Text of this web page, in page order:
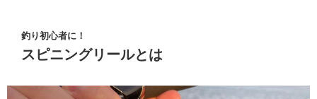
釣り初心者に！
スピニングリールとは